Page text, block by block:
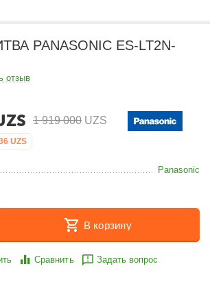
PANASONIC ES-LT2N-
отзыв
1 919 000 UZS
UZS
Panasonic
В корзину
Сравнить Задать вопрос